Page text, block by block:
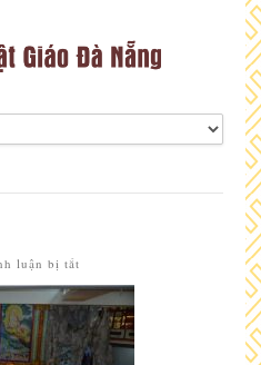
luận bị tắtở
DSC_9909